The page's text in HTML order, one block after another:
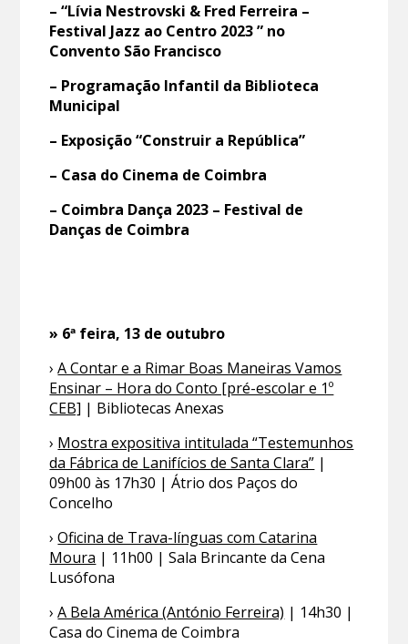
– “Lívia Nestrovski & Fred Ferreira –
Festival Jazz ao Centro 2023 ” no
Convento São Francisco
– Programação Infantil da Biblioteca
Municipal
– Exposição “Construir a República”
– Casa do Cinema de Coimbra
– Coimbra Dança 2023 – Festival de
Danças de Coimbra
» 6ª feira, 13 de outubro
›A Contar e a Rimar Boas Maneiras Vamos
Ensinar – Hora do Conto [pré-escolar e 1º
CEB] | Bibliotecas Anexas
› Mostra expositiva intitulada “Testemunhos
da Fábrica de Lanifícios de Santa Clara” |
09h00 às 17h30 | Átrio dos Paços do
Concelho
›Oficina de Trava-línguas com Catarina
Moura | 11h00 | Sala Brincante da Cena
Lusófona
›A Bela América (António Ferreira) | 14h30 |
Casa do Cinema de Coimbra